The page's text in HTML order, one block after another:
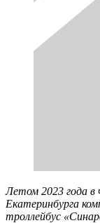
Летом 2023 года в
Екатеринбурга
троллейбус